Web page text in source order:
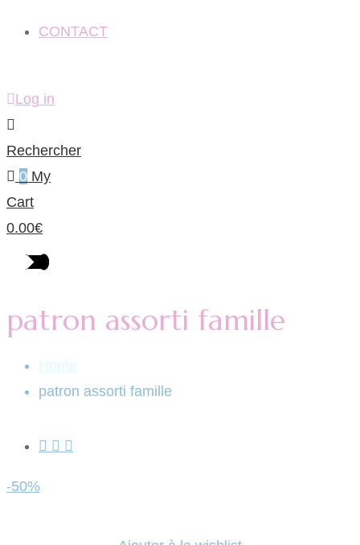
CONTACT
Log in
Rechercher
0 My
Cart
0.00€
patron assorti famille
Home
patron assorti famille
-50%